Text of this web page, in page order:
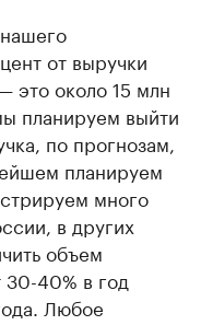
от выручки
это около 15 млн
планируем выйти
по прогнозам,
планируем
много
в других
объем
40% в год
Любое